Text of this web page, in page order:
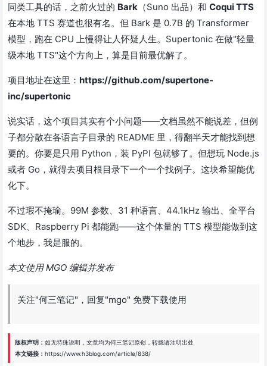
同类工具的话，之前火过的 Bark （Suno 出品）和 Coqui TTS
在本地 TTS 赛道也很有名。但 Bark 是 0.7B 的 Transformer
模型，跑在 CPU 上慢得让人怀疑人生。Supertonic 在做"轻量
级本地 TTS"这个方向上，算是目前最优解了。
项目地址在这里： https://github.com/supertone-
inc/supertonic
说实话，这个项目其实有个小问题——文档虽然不能说差，但例
子都分散在各语言子目录的 README 里，得翻半天才能找到想
要的。你要是只用 Python，装 PyPI 包就够了。但想玩 Node.js
或者 Go，就得去项目根目录下一个一个找例子。这块希望能优
化下。
不过瑕不掩瑜。99M 参数、31 种语言、44.1kHz 输出、全平台
SDK、Raspberry Pi 都能跑——这个体量的 TTS 模型能做到这
个地步，我是服的。
本文使用 MGO 编辑并发布
关注"何三笔记"，回复"mgo" 免费下载使用
版权声明： 如无特殊说明，文章均为何三笔记原创，转载请注明出处
本文链接： https://www.h3blog.com/article/838/